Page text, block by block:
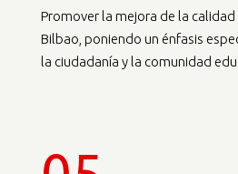
Promover la mejora de la
Bilbao, poniendo un énfasis
la ciudadanía y la comunidad